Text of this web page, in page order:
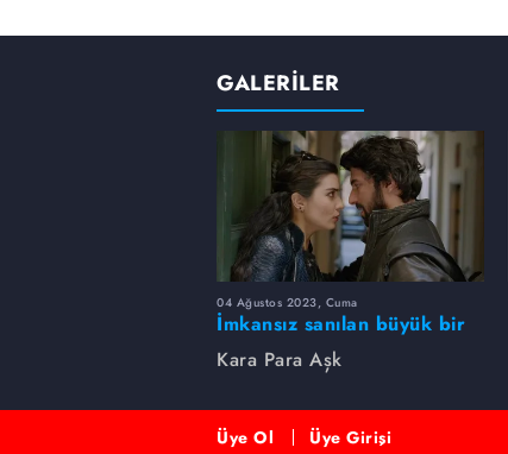
GALERİLER
04 Ağustos 2023, Cuma
İmkansız sanılan büyük bir
aşk 💞💎
Kara Para Aşk
Üye Ol Üye Girişi